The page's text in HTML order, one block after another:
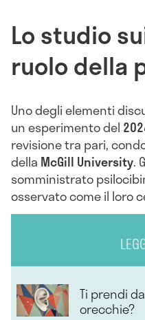
Lo studio
ruolo della
Uno degli elementi
un esperimento del
revisione tra pari,
della McGill University.
somministrato
osservato come il loro
Ti prendi
orecchie?